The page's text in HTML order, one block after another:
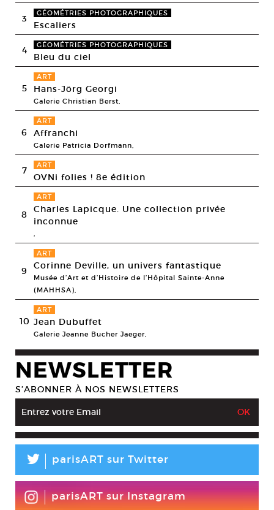
3 GÉOMÉTRIES PHOTOGRAPHIQUES
Escaliers
4 GÉOMÉTRIES PHOTOGRAPHIQUES
Bleu du ciel
5
ART
Hans-Jörg Georgi
Galerie Christian Berst,
6
ART
Affranchi
Galerie Patricia Dorfmann,
7 ART
OVNi folies ! 8e édition
8
ART
Charles Lapicque. Une collection privée
inconnue
,
9
ART
Corinne Deville, un univers fantastique
Musée d’Art et d’Histoire de l’Hôpital Sainte-Anne
(MAHHSA),
10
ART
Jean Dubuffet
Galerie Jeanne Bucher Jaeger,
NEWSLETTER
S’ABONNER À NOS NEWSLETTERS
L parisART sur Twitter
parisART sur Instagram